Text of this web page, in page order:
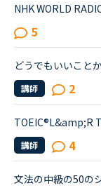
5
講師 2
講師 4